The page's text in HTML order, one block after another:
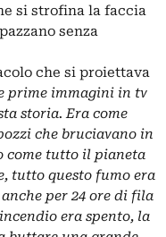
si strofina la faccia
senza
che si proiettava
prime immagini in tv
storia. Era come
che bruciavano in
come tutto il pianeta
tutto questo fumo era
per 24 ore di fila
era spento, la